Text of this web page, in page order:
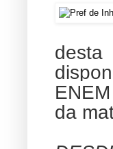
desta
da